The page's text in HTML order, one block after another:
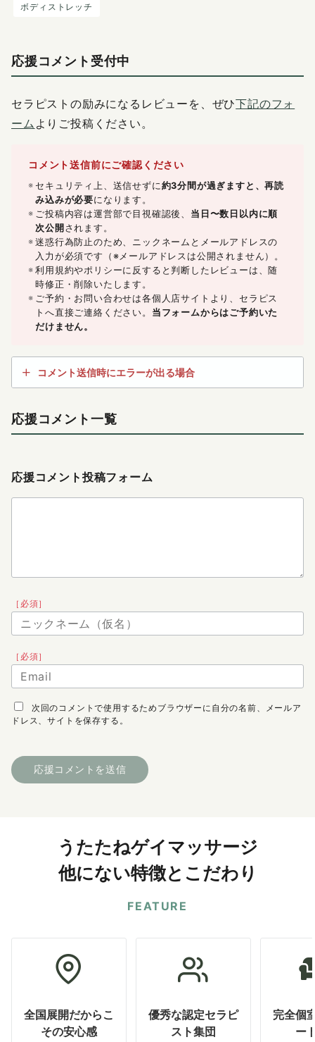
ボディストレッチ
応援コメント受付中
セラピストの励みになるレビューを、ぜひ下記のフォ
ーム よりご投稿ください。
コメント送信前にご確認ください
セキュリティ上、送信せずに約3分間が過ぎますと、再読
み込みが必要になります。
ご投稿内容は運営部で目視確認後、 当日〜数日以内に順
次公開 されます。
迷惑行為防止のため、ニックネームとメールアドレスの
入力が必須です（※メールアドレスは公開されません）。
利用規約やポリシーに反すると判断したレビューは、随
時修正・削除いたします。
ご予約・お問い合わせは各個人店サイトより、セラピス
トへ直接ご連絡ください。 当フォームからはご予約いた
だけません。
コメント送信時にエラーが出る場合
応援コメント一覧
応援コメント投稿フォーム
［必須］
［必須］
次回のコメントで使用するためブラウザーに自分の名前、メールア
ドレス、サイトを保存する。
うたたねゲイマッサージ
他にない特徴とこだわり
FEATURE
全国展開だからこ
その安心感
優秀な認定セラピ
スト集団
完全個
ー